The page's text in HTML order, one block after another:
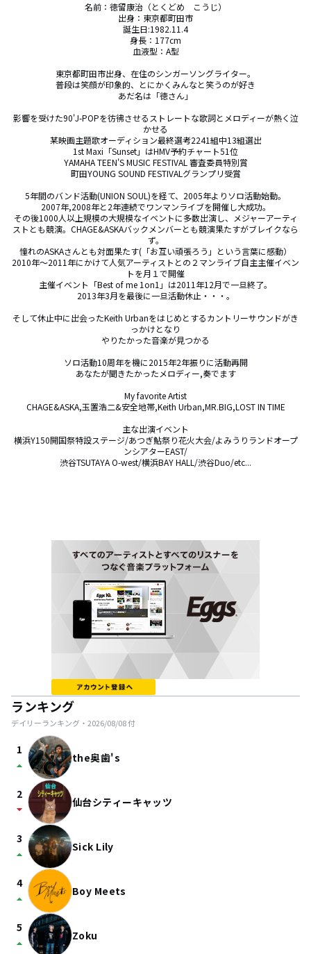
名前：徳留康治（とくどめ　こうじ）
出身：東京都町田市
誕生日:1982.11.4
身長：177cm
血液型：A型
東京都町田市出身、在住のシンガーソングライター。
普段は笑顔が印象的、とにかくみんなと笑うのが好き
あだ名は「徳さん」
影響を受けた90'J-POPを彷彿させるストレートな歌詞とメロディーが熱く泣
かせる
某映画主題歌オーディション最終選考2241組中13組選出
1st Maxi「Sunset」はHMV予約チャート51位
YAMAHA TEEN'S MUSIC FESTIVAL 審査委員特別賞
町田YOUNG SOUND FESTIVALグランプリ受賞
5年間のバンド活動(UNION SOUL)を経て、2005年よりソロ活動始動。
2007年,2008年と2年連続でワンマンライブを開催し大成功。
その後1000人以上規模の大規模なイベントに多数出演し、メジャーアーティ
ストとも競演。CHAGE&ASKAバックメンバーとも競演果たすがブレイクなら
ず。
憧れのASKAさんとも対面果たす(「お互い頑張ろう」という言葉に感動）
2010年～2011年にかけて人気アーティストとの２マンライブ自主主催イベン
トを月１で開催
主催イベント「Best of me 1on1」は2011年12月で一旦終了。
2013年3月を最後に一旦活動休止・・・。
そして休止中に出会ったKeith Urbanをはじめとするカントリーサウンドがき
っかけとなり
やりたかった音楽が見つかる
ソロ活動10周年を機に2015年2年振りに活動再開
あなたが聞きたかったメロディー,奏でます
My favorite Artist
CHAGE&ASKA,玉置浩二&安全地帯,Keith Urban,MR.BIG,LOST IN TIME
主な出演イベント
横浜Y150開国祭特設ステージ/あつぎ鮎祭り花火大会/よみうりランドオープ
ンシアターEAST/
渋谷TSUTAYA O-west/横浜BAY HALL/渋谷Duo/etc...
ランキング
デイリーランキング・ 2026/08/08付
1
arrow_drop_up the奥歯's
2
arrow_drop_down 仙台シティーキャッツ
3
arrow_drop_up Sick Lily
4
arrow_drop_up Boy Meets
5
arrow_drop_up Zoku